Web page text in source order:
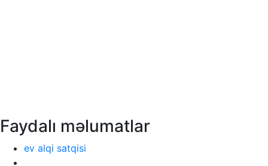
Faydalı məlumatlar
ev alqi satqisi